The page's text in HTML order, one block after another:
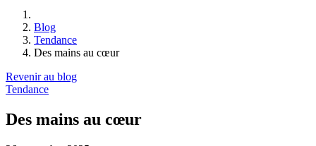
Blog
Tendance
Des mains au cœur
Revenir au blog
Tendance
Des mains au cœur